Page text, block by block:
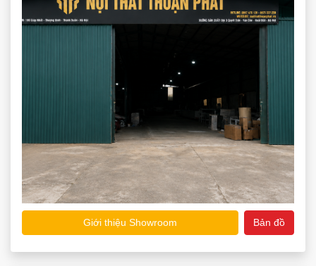
Giới thiệu Showroom Bản đồ